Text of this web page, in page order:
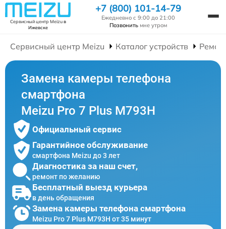
Сервисный центр Meizuв
Ижевске
+7 (800) 101-14-79
Ежедневно с 9:00 до 21:00
Позвонить мне утром
Сервисный центр Meizu Каталог устройств
Замена камеры телефона
смартфона
Meizu Pro 7 Plus M793H
Официальный сервис
Гарантийное обслуживание
смартфона Meizu до 3 лет
Диагностика за наш счет,
ремонт по желанию
Бесплатный выезд курьера
в день обращения
Замена камеры телефона смартфона
Meizu Pro 7 Plus M793H от 35 минут